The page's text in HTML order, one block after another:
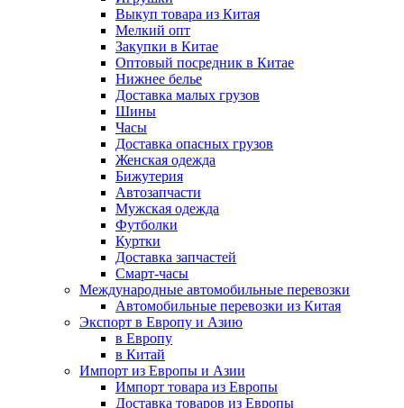
Выкуп товара из Китая
Мелкий опт
Закупки в Китае
Оптовый посредник в Китае
Нижнее белье
Доставка малых грузов
Шины
Часы
Доставка опасных грузов
Женская одежда
Бижутерия
Автозапчасти
Мужская одежда
Футболки
Куртки
Доставка запчастей
Смарт-часы
Международные автомобильные перевозки
Автомобильные перевозки из Китая
Экспорт в Европу и Азию
в Европу
в Китай
Импорт из Европы и Азии
Импорт товара из Европы
Доставка товаров из Европы